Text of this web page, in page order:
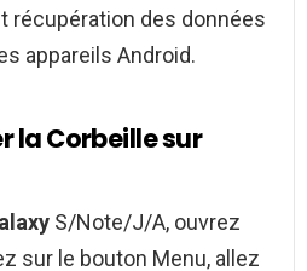
récupération des données
appareils Android.
la Corbeille sur
S/Note/J/A, ouvrez
sur le bouton Menu, allez